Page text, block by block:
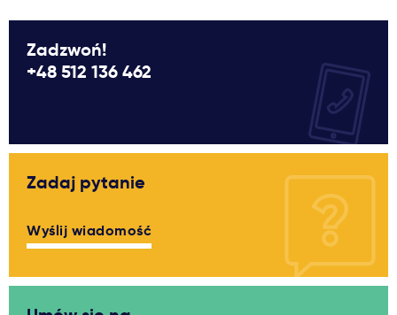
Zadzwoń!
+48 512 136 462
Zadaj pytanie
Wyślij wiadomość